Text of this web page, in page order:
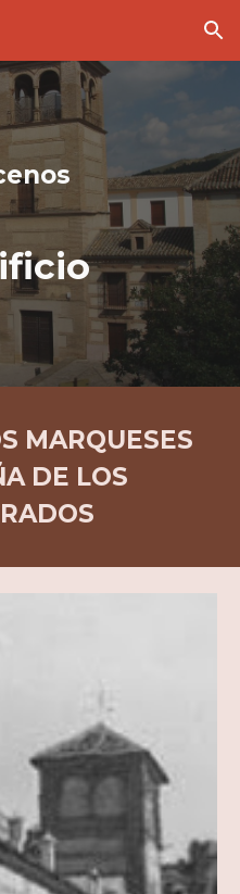
Skip to navigation
MARQUESES
DE LOS